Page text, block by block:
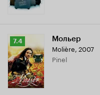
Рейтинг
Кинопоиска
7.4
7.4 Мольер
Molière, 2007
Pinel